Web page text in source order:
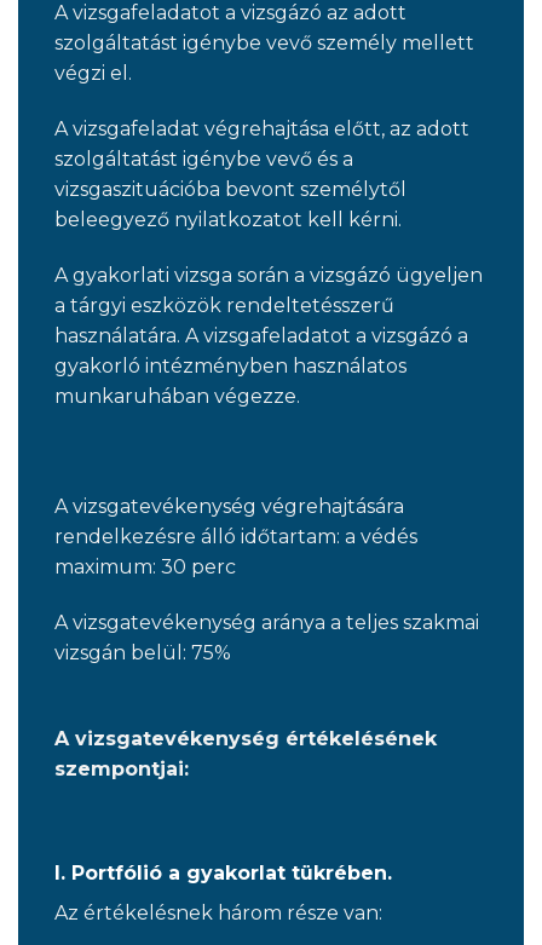
A vizsgafeladatot a vizsgázó az adott
szolgáltatást igénybe vevő személy mellett
végzi el.
A vizsgafeladat végrehajtása előtt, az adott
szolgáltatást igénybe vevő és a
vizsgaszituációba bevont személytől
beleegyező nyilatkozatot kell kérni.
A gyakorlati vizsga során a vizsgázó ügyeljen
a tárgyi eszközök rendeltetésszerű
használatára. A vizsgafeladatot a vizsgázó a
gyakorló intézményben használatos
munkaruhában végezze.
A vizsgatevékenység végrehajtására
rendelkezésre álló időtartam: a védés
maximum: 30 perc
A vizsgatevékenység aránya a teljes szakmai
vizsgán belül: 75%
A vizsgatevékenység értékelésének
szempontjai:
I. Portfólió a gyakorlat tükrében.
Az értékelésnek három része van: